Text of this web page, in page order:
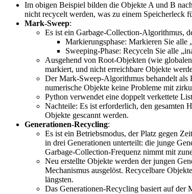
Im obigen Beispiel bilden die Objekte A und B
nicht recycelt werden, was zu einem Speicherleck
Mark-Sweep:
Es ist ein Garbage-Collection-Algorithmus,
Markierungsphase: Markieren Sie alle
Sweeping-Phase: Recyceln Sie alle
Ausgehend von Root-Objekten (wie
markiert, und nicht erreichbare Objekte
Der Mark-Sweep-Algorithmus behandelt
numerische Objekte keine Probleme mit
Python verwendet eine doppelt verkettete
Nachteile: Es ist erforderlich, den gesamten
Objekte gescannt werden.
Generationen-Recycling:
Es ist ein Betriebsmodus, der Platz gegen
in drei Generationen unterteilt: die junge
Garbage-Collection-Frequenz nimmt mit
Neu erstellte Objekte werden der jungen
Mechanismus ausgelöst. Recycelbare
längsten.
Das Generationen-Recycling basiert auf